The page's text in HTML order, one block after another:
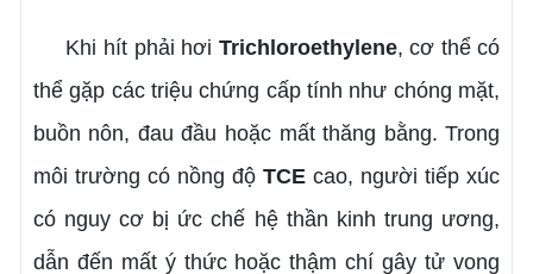
Khi hít phải hơi Trichloroethylene, cơ thể có
thể gặp các triệu chứng cấp tính như chóng mặt,
buồn nôn, đau đầu hoặc mất thăng bằng. Trong
môi trường có nồng độTCE cao, người tiếp xúc
có nguy cơ bị ức chế hệ thần kinh trung ương,
dẫn đến mất ý thức hoặc thậm chí gây tử vong